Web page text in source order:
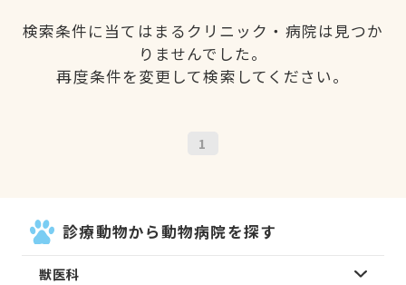
検索条件に当てはまるクリニック・病院は見つか
りませんでした。
再度条件を変更して検索してください。
1
診療動物から動物病院を探す
獣医科